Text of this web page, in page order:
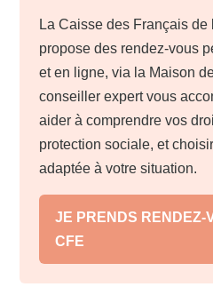
La Caisse des Français de
propose des rendez-vous
et en ligne, via la Maison
conseiller expert vous
aider à comprendre vos
protection sociale, et
adaptée à votre situation.
JE PRENDS RENDEZ-
CFE